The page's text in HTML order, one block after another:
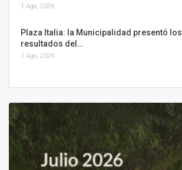
1 Ago, 2026
Plaza Italia: la Municipalidad presentó los
resultados del…
1 Ago, 2026